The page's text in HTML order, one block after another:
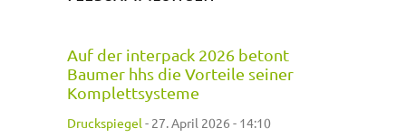
Auf der interpack 2026 betont
Baumer hhs die Vorteile seiner
Komplettsysteme
Druckspiegel - 27. April 2026 - 14:10